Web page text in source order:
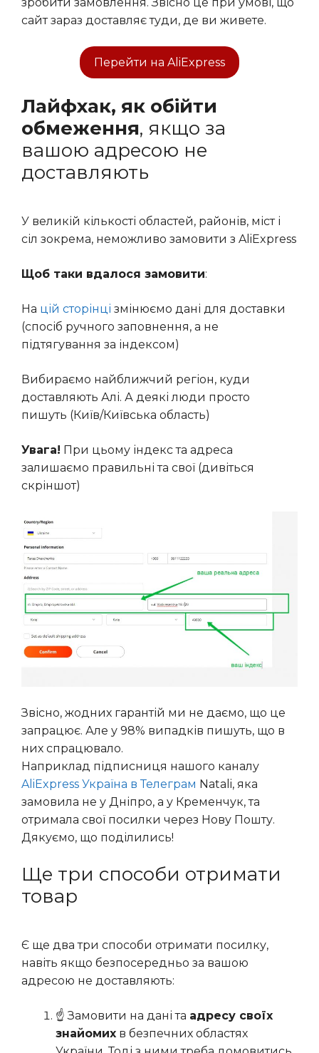
сайт зараз доставляє туди, де ви живете.
Перейти на AliExpress
Лайфхак, як обійти
обмеження, якщо за
вашою адресою не
доставляють
У великій кількості областей, районів, міст і
сіл зокрема, неможливо замовити з AliExpress
Щоб таки вдалося замовити:
На цій сторінці змінюємо дані для доставки
(спосіб ручного заповнення, а не
підтягування за індексом)
Вибираємо найближчий регіон, куди
доставляють Алі. А деякі люди просто
пишуть (Київ/Київська область)
Увага! При цьому індекс та адреса
залишаємо правильні та свої (дивіться
скріншот)
Звісно, жодних гарантій ми не даємо, що це
запрацює. Але у 98% випадків пишуть, що в
них спрацювало.
Наприклад підписниця нашого каналу
AliExpress Україна в Телеграм Natali, яка
замовила не у Дніпро, а у Кременчук, та
отримала свої посилки через Нову Пошту.
Дякуємо, що поділились!
Ще три способи отримати
товар
Є ще два три способи отримати посилку,
навіть якщо безпосередньо за вашою
адресою не доставляють:
☝️ Замовити на дані та адресу своїх
знайомих в безпечних областях